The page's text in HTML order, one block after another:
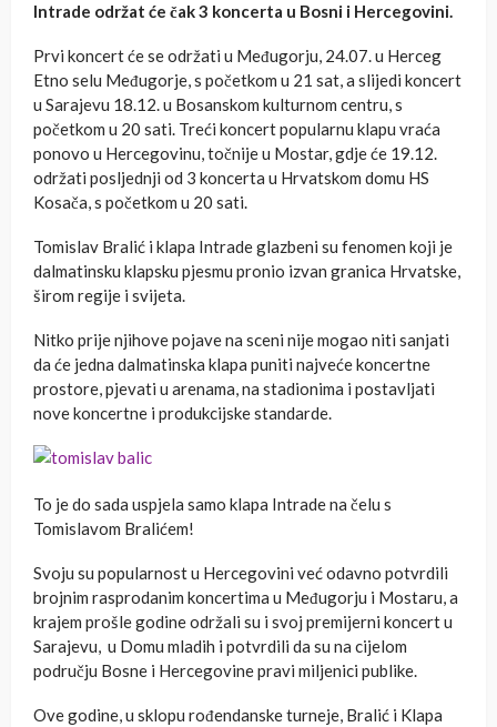
Intrade održat će čak 3 koncerta u Bosni i Hercegovini.
Prvi koncert će se održati u Međugorju, 24.07. u Herceg
Etno selu Međugorje, s početkom u 21 sat, a slijedi koncert
u Sarajevu 18.12. u Bosanskom kulturnom centru, s
početkom u 20 sati. Treći koncert popularnu klapu vraća
ponovo u Hercegovinu, točnije u Mostar, gdje će 19.12.
održati posljednji od 3 koncerta u Hrvatskom domu HS
Kosača, s početkom u 20 sati.
Tomislav Bralić i klapa Intrade glazbeni su fenomen koji je
dalmatinsku klapsku pjesmu pronio izvan granica Hrvatske,
širom regije i svijeta.
Nitko prije njihove pojave na sceni nije mogao niti sanjati
da će jedna dalmatinska klapa puniti najveće koncertne
prostore, pjevati u arenama, na stadionima i postavljati
nove koncertne i produkcijske standarde.
To je do sada uspjela samo klapa Intrade na čelu s
Tomislavom Bralićem!
Svoju su popularnost u Hercegovini već odavno potvrdili
brojnim rasprodanim koncertima u Međugorju i Mostaru, a
krajem prošle godine održali su i svoj premijerni koncert u
Sarajevu, u Domu mladih i potvrdili da su na cijelom
području Bosne i Hercegovine pravi miljenici publike.
Ove godine, u sklopu rođendanske turneje, Bralić i Klapa